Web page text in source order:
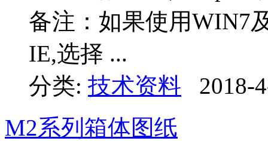
备注：如果使用WIN7
IE,选择 ...
分类: 技术资料
2018-
M2系列箱体图纸